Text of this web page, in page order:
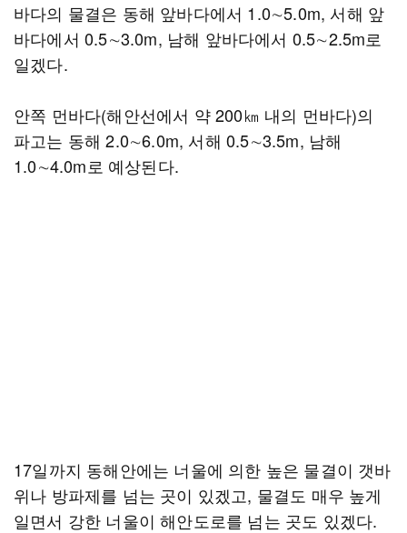
바다의 물결은 동해 앞바다에서 1.0∼5.0m, 서해 앞
바다에서 0.5∼3.0m, 남해 앞바다에서 0.5∼2.5m로
일겠다.
안쪽 먼바다(해안선에서 약 200㎞ 내의 먼바다)의
파고는 동해 2.0∼6.0m, 서해 0.5∼3.5m, 남해
1.0∼4.0m로 예상된다.
17일까지 동해안에는 너울에 의한 높은 물결이 갯바
위나 방파제를 넘는 곳이 있겠고, 물결도 매우 높게
일면서 강한 너울이 해안도로를 넘는 곳도 있겠다.